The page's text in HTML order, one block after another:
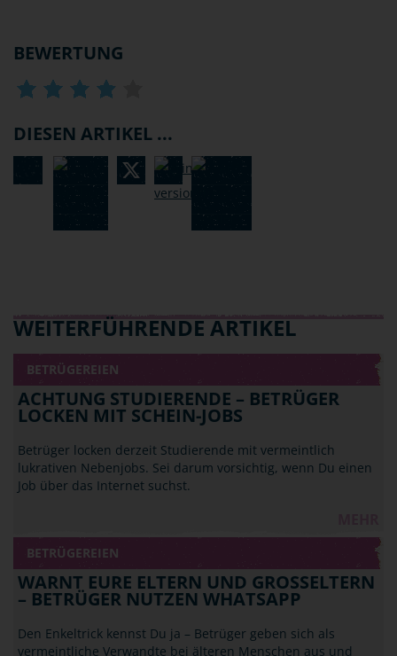
BEWERTUNG
DIESEN ARTIKEL ...
WEITERFÜHRENDE ARTIKEL
BETRÜGEREIEN
ACHTUNG STUDIERENDE – BETRÜGER
LOCKEN MIT SCHEIN-JOBS
Betrüger locken derzeit Studierende mit vermeintlich
lukrativen Nebenjobs. Sei darum vorsichtig, wenn Du einen
Job über das Internet suchst.
BETRÜGEREIEN
WARNT EURE ELTERN UND GROSSELTERN –
BETRÜGER NUTZEN WHATSAPP
Den Enkeltrick kennst Du ja – Betrüger geben sich als
vermeintliche Verwandte bei älteren Menschen aus und